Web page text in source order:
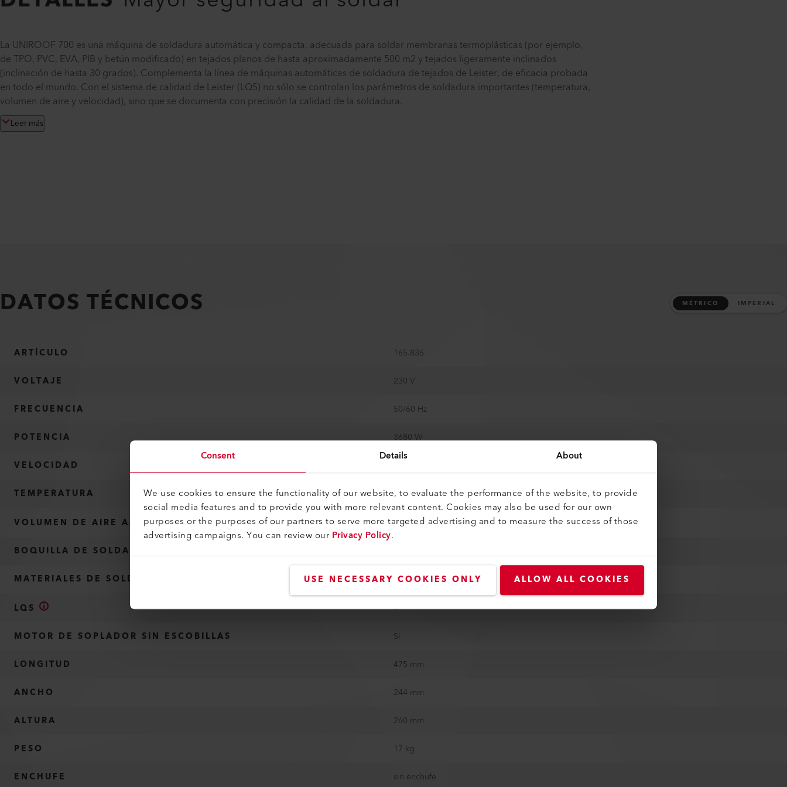
Consent Details About
We use cookies to ensure the functionality of our website, to evaluate the performance of the website, to provide
social media features and to provide you with more relevant content. Cookies may also be used for our own
purposes or the purposes of our partners to serve more targeted advertising and to measure the success of those
advertising campaigns. You can review ourPrivacy Policy.
USE NECESSARY COOKIES ONLY ALLOW ALL COOKIES
La UNIROOF 700 es una máquina de soldadura automática y compacta, adecuada para soldar membranas termoplásticas (por ejemplo,
de TPO, PVC, EVA, PIB y betún modificado) en tejados planos de hasta aproximadamente 500 m2 y tejados ligeramente inclinados
(inclinación de hasta 30 grados). Complementa la línea de máquinas automáticas de soldadura de tejados de Leister, de eficacia probada
en todo el mundo. Con el sistema de calidad de Leister (LQS) no sólo se controlan los parámetros de soldadura importantes (temperatura,
volumen de aire y velocidad), sino que se documenta con precisión la calidad de la soldadura.
Leer más
DATOS TÉCNICOS MÉTRICO IMPERIAL
ARTÍCULO
165.836
VOLTAJE
230 V
FRECUENCIA
50/60 Hz
POTENCIA
3680 W
VELOCIDAD
TEMPERATURA
100 - 620 °C
VOLUMEN DE AIRE AJUSTABLE Sí
BOQUILLA DE SOLDADURA / ANCHO DE COSTURA
MATERIALES DE SOLDADURA
Bitumen; ECB; EPDM; EVA; FPO; PIB; PVC; TPE; TPO; TPU
LQS Sí
MOTOR DE SOPLADOR SIN ESCOBILLAS
Sí
LONGITUD
475 mm
ANCHO
244 mm
ALTURA
260 mm
PESO
17 kg
ENCHUFE
sin enchufe